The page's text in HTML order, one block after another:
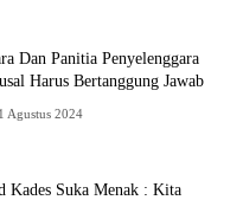
Dan Panitia Penyelenggara
Harus Bertanggung Jawab
Agustus 2024
Kades Suka Menak : Kita